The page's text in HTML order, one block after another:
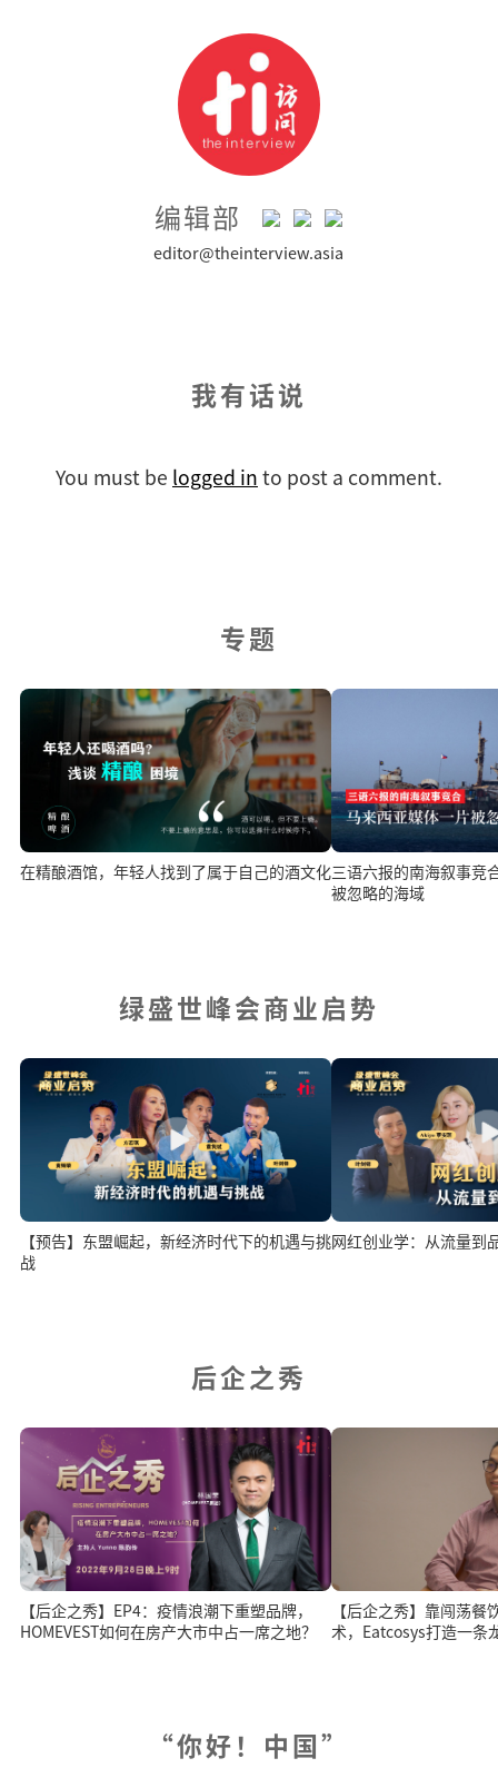
编辑部
editor@theinterview.asia
我有话说
You must be logged in to post a comment.
专题
在精酿酒馆，年轻人找到了属于自己的酒文化三语六报的南海叙事竞
被忽略的海域
绿盛世峰会商业启势
【预告】东盟崛起，新经济时代下的机遇与挑
战
网红创业学：从流量到
后企之秀
【后企之秀】EP4：疫情浪潮下重塑品牌，
HOMEVEST如何在房产大市中占一席之地？
【后企之秀】靠闯荡
术，Eatcosys打造一条
“你好！中国”